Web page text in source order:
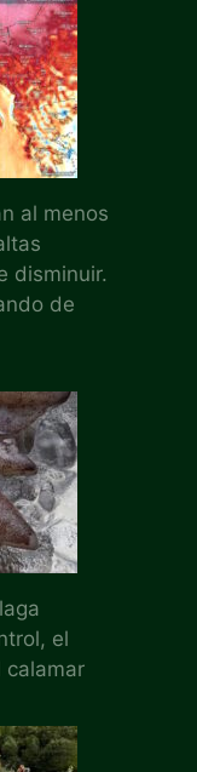
al menos
disminuir.
de
el
calamar